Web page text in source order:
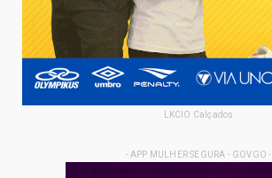
LKCIO Calçados
- APP MULHER SEGURA - GOVGO -